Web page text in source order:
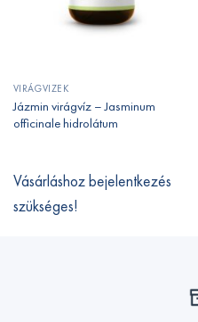
VIRÁGVIZEK
Jázmin virágvíz – Jasminum
officinale hidrolátum
Vásárláshoz bejelentkezés
szükséges!